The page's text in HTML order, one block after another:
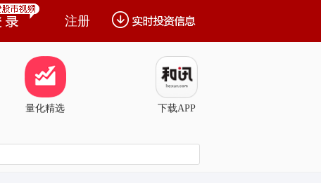
注册
量化精选 下载APP